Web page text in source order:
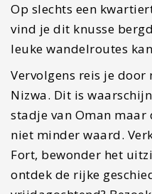
koffietentjes en struin
verse dadels en lokale
Overnachten
Het landschap in
kan ook gezegd
Wij sliepen met veel
Een fijne plek en